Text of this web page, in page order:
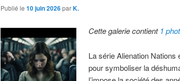
Publié le 10 juin 2026parK.
Cette galerie contient 1
La série Alienation
pour symboliser la